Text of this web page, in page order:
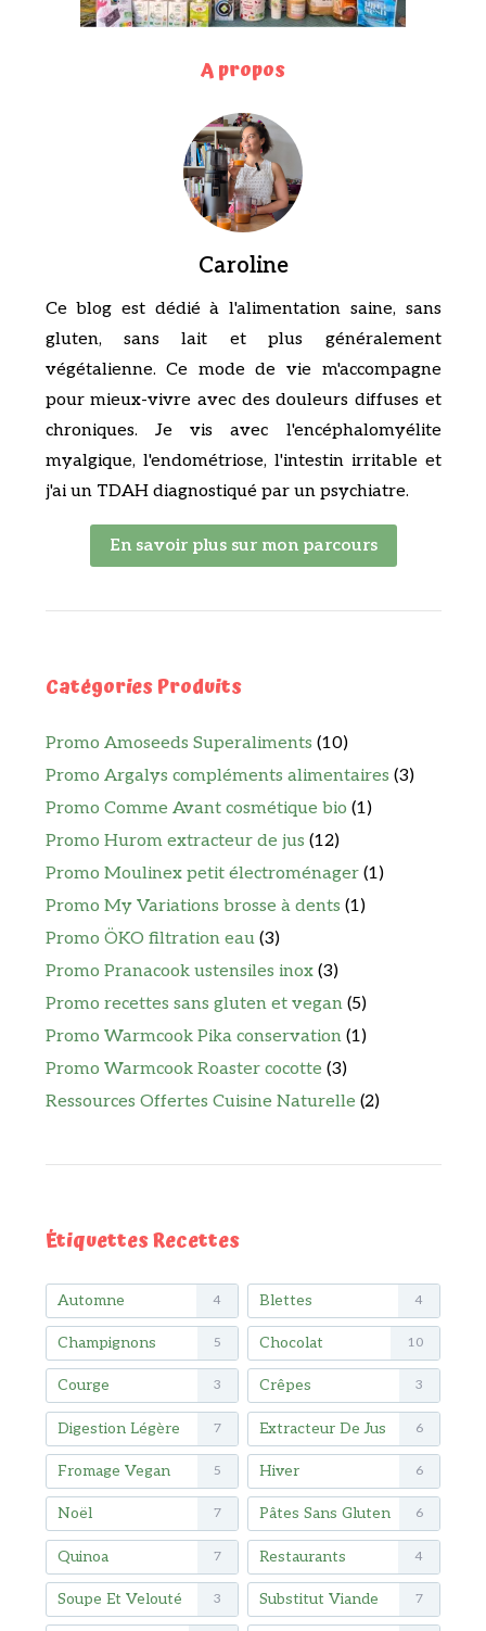
A propos
Caroline
Ce blog est dédié à l'alimentation saine, sans
gluten, sans lait et plus généralement
végétalienne. Ce mode de vie m'accompagne
pour mieux-vivre avec des douleurs diffuses et
chroniques. Je vis avec l'encéphalomyélite
myalgique, l'endométriose, l'intestin irritable et
j'ai un TDAH diagnostiqué par un psychiatre.
En savoir plus sur mon parcours
Catégories Produits
Promo Amoseeds Superaliments (10)
Promo Argalys compléments alimentaires (3)
Promo Comme Avant cosmétique bio (1)
Promo Hurom extracteur de jus (12)
Promo Moulinex petit électroménager (1)
Promo My Variations brosse à dents (1)
Promo ÖKO filtration eau (3)
Promo Pranacook ustensiles inox (3)
Promo recettes sans gluten et vegan (5)
Promo Warmcook Pika conservation (1)
Promo Warmcook Roaster cocotte (3)
Ressources Offertes Cuisine Naturelle (2)
Étiquettes Recettes
Automne 4 Blettes 4
Champignons 5 Chocolat 10
Courge 3 Crêpes 3
Digestion Légère 7 Extracteur De Jus 6
Fromage Vegan 5 Hiver 6
Noël 7 Pâtes Sans Gluten 6
Quinoa 7 Restaurants 4
Soupe Et Velouté 3 Substitut Viande 7